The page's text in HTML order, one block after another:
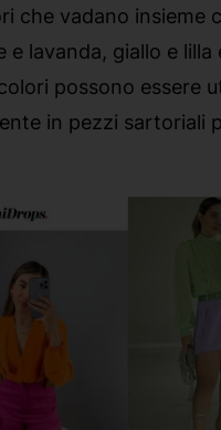
che vadano insieme
e lavanda, giallo e lilla
possono essere
in pezzi sartoriali